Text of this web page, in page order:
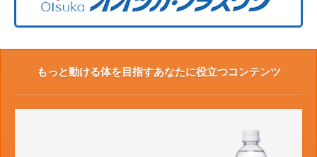
もっと動ける体を目指すあなたに役立つコンテンツ